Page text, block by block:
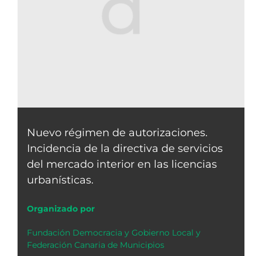
Nuevo régimen de autorizaciones.
Incidencia de la directiva de servicios
del mercado interior en las licencias
urbanísticas.
Organizado por
Fundación Democracia y Gobierno Local y
Federación Canaria de Municipios